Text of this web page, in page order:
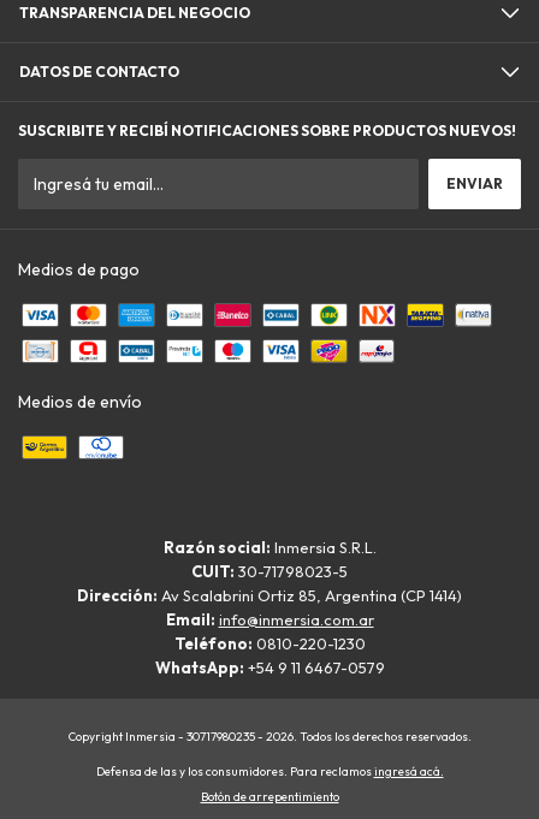
TRANSPARENCIA DEL NEGOCIO
DATOS DE CONTACTO
SUSCRIBITE Y RECIBÍ NOTIFICACIONES SOBRE PRODUCTOS NUEVOS!
Medios de pago
Medios de envío
Razón social: Inmersia S.R.L.
CUIT: 30-71798023-5
Dirección: Av Scalabrini Ortiz 85, Argentina (CP 1414)
Email: info@inmersia.com.ar
Teléfono: 0810-220-1230
WhatsApp: +54 9 11 6467-0579
Copyright Inmersia - 30717980235 - 2026. Todos los derechos reservados.
Defensa de las y los consumidores. Para reclamosingresá acá.
Botón de arrepentimiento